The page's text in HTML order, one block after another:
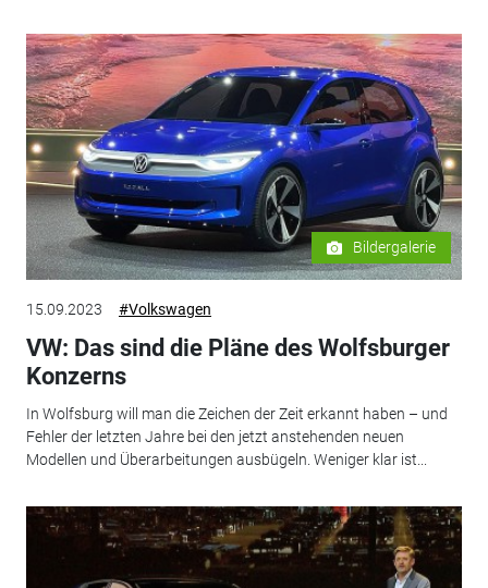
Bildergalerie
15.09.2023 #Volkswagen
VW: Das sind die Pläne des Wolfsburger
Konzerns
In Wolfsburg will man die Zeichen der Zeit erkannt haben – und
Fehler der letzten Jahre bei den jetzt anstehenden neuen
Modellen und Überarbeitungen ausbügeln. Weniger klar ist...